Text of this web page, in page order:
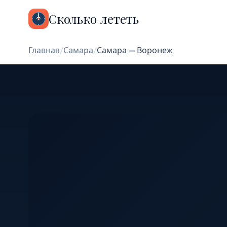
Сколько лететь
Главная/Самара/Самара — Воронеж